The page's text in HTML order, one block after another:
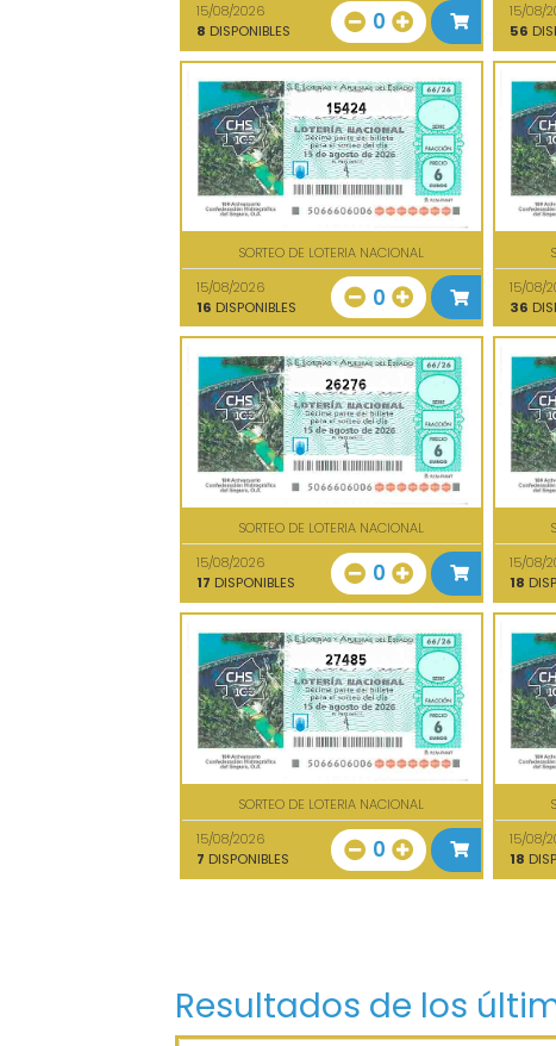
15/08/2026
8 DISPONIBLES 0
15/08/
56
15424
SORTEO DE LOTERIA NACIONAL
15/08/2026
16 DISPONIBLES 0
15/08/
36
26276
SORTEO DE LOTERIA NACIONAL
15/08/2026
17 DISPONIBLES 0
15/08/
18
27485
SORTEO DE LOTERIA NACIONAL
15/08/2026
7 DISPONIBLES 0
15/08/
18
Resultados de los